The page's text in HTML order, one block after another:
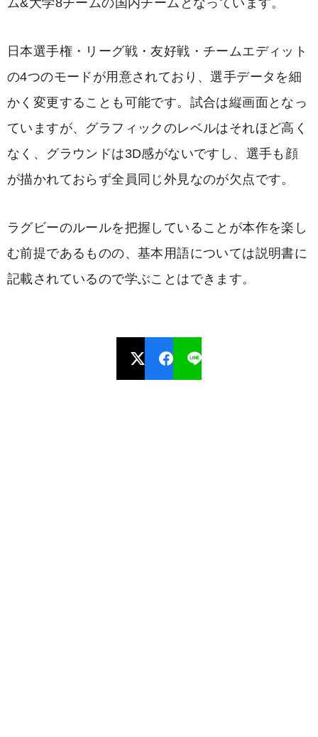
ム&大学8チームの国内チームとなっています。
日本選手権・リーグ戦・友好戦・チームエディット
の4つのモードが用意されており、選手データを細
かく変更することも可能です。試合は縦画面となっ
ていますが、グラフィックのレベルはそれほど高く
なく、グラウンドは3D感がないですし、選手も顔
が描かれておらず全員同じ外見なのが欠点です。
ラグビーのルールを把握していることが本作を楽し
む前提であるものの、基本用語については説明書に
記載されているので学ぶことはできます。